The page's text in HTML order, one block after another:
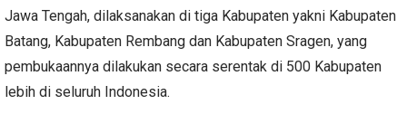
Jawa Tengah, dilaksanakan di tiga Kabupaten yakni Kabupaten
Batang, Kabupaten Rembang dan Kabupaten Sragen, yang
pembukaannya dilakukan secara serentak di 500 Kabupaten
lebih di seluruh Indonesia.